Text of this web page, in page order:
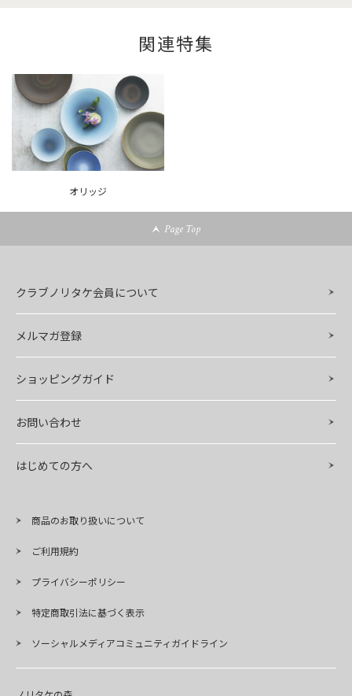
関連特集
オリッジ
Page Top
クラブノリタケ会員について
メルマガ登録
ショッピングガイド
お問い合わせ
はじめての方へ
商品のお取り扱いについて
ご利用規約
プライバシーポリシー
特定商取引法に基づく表示
ソーシャルメディアコミュニティガイドライン